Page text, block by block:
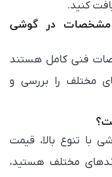
کنید.
مشخصات در گوشی
فنی کامل هستند
مختلف را بررسی و
با تنوع بالا، قیمت
مختلف هستید،